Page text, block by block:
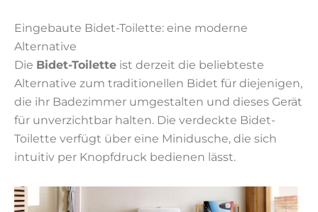
Eingebaute Bidet-Toilette: eine moderne
Alternative
Die Bidet-Toilette ist derzeit die beliebteste
Alternative zum traditionellen Bidet für diejenigen,
die ihr Badezimmer umgestalten und dieses Gerät
für unverzichtbar halten. Die verdeckte Bidet-
Toilette verfügt über eine Minidusche, die sich
intuitiv per Knopfdruck bedienen lässt.